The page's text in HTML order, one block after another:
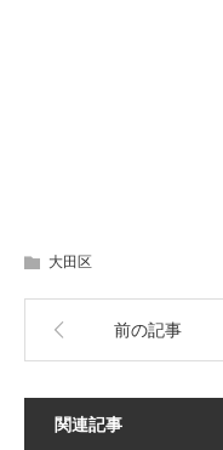
大田区
前の記事
関連記事